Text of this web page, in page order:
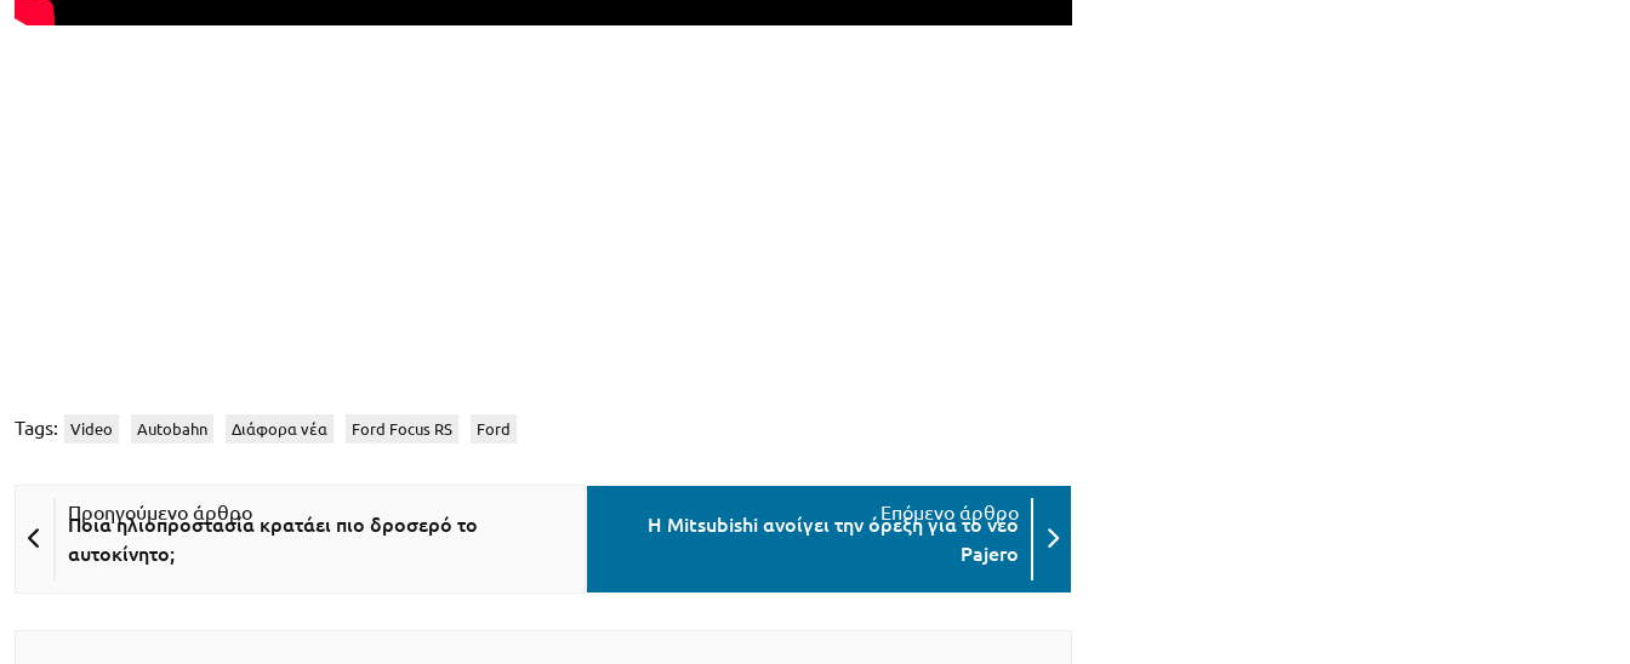
Tags: Video Autobahn Διάφορα νέα Ford Focus RS Ford
Ποια ηλιοπροστασία κρατάει πιο δροσερό το
αυτοκίνητο;
Η Mitsubishi ανοίγει την όρεξη για το νέο
Pajero